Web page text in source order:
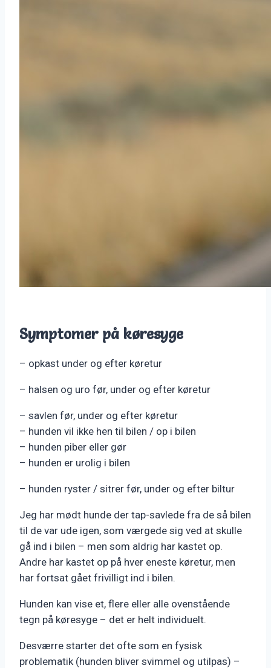
Symptomer på køresyge
– opkast under og efter køretur
– halsen og uro før, under og efter køretur
– savlen før, under og efter køretur
– hunden vil ikke hen til bilen / op i bilen
– hunden piber eller gør
– hunden er urolig i bilen
– hunden ryster / sitrer før, under og efter biltur
Jeg har mødt hunde der tap-savlede fra de så bilen
til de var ude igen, som værgede sig ved at skulle
gå ind i bilen – men som aldrig har kastet op.
Andre har kastet op på hver eneste køretur, men
har fortsat gået frivilligt ind i bilen.
Hunden kan vise et, flere eller alle ovenstående
tegn på køresyge – det er helt individuelt.
Desværre starter det ofte som en fysisk
problematik (hunden bliver svimmel og utilpas) –